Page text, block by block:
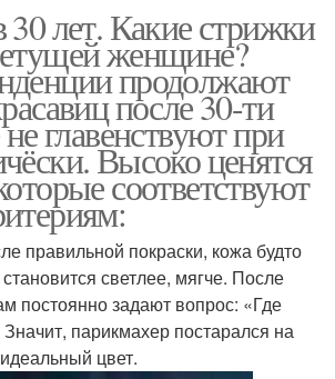
лет. Какие стрижки
женщине?
продолжают
после 30-ти
главенствуют при
Высоко ценятся
соответствуют
правильной покраски, кожа будто
светлее, мягче. После
постоянно задают вопрос: «Где
парикмахер постарался на
цвет.